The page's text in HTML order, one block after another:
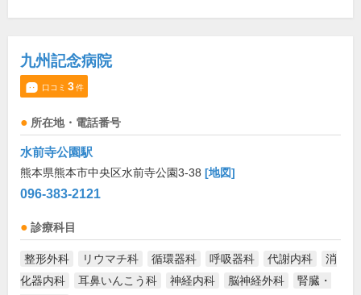
九州記念病院
口コミ 3件
所在地・電話番号
水前寺公園駅
熊本県熊本市中央区水前寺公園3-38 [地図]
096-383-2121
診療科目
整形外科 リウマチ科 循環器科 呼吸器科 代謝内科
消
化器内科
耳鼻いんこう科 神経内科 脳神経外科
腎臓・